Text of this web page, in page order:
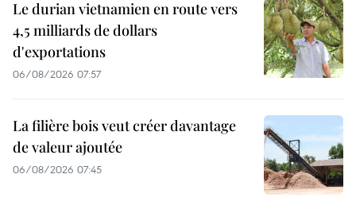
Le durian vietnamien en route vers
4,5 milliards de dollars
d'exportations
06/08/2026 07:57
La filière bois veut créer davantage
de valeur ajoutée
06/08/2026 07:45